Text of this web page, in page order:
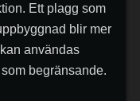
Ett plagg som
blir mer
användas
begränsande.